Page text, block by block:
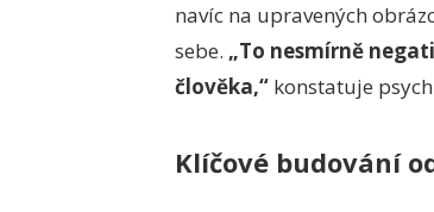
navíc na upravených
sebe. „To nesmírně
člověka,“ konstatuje
Klíčové budování